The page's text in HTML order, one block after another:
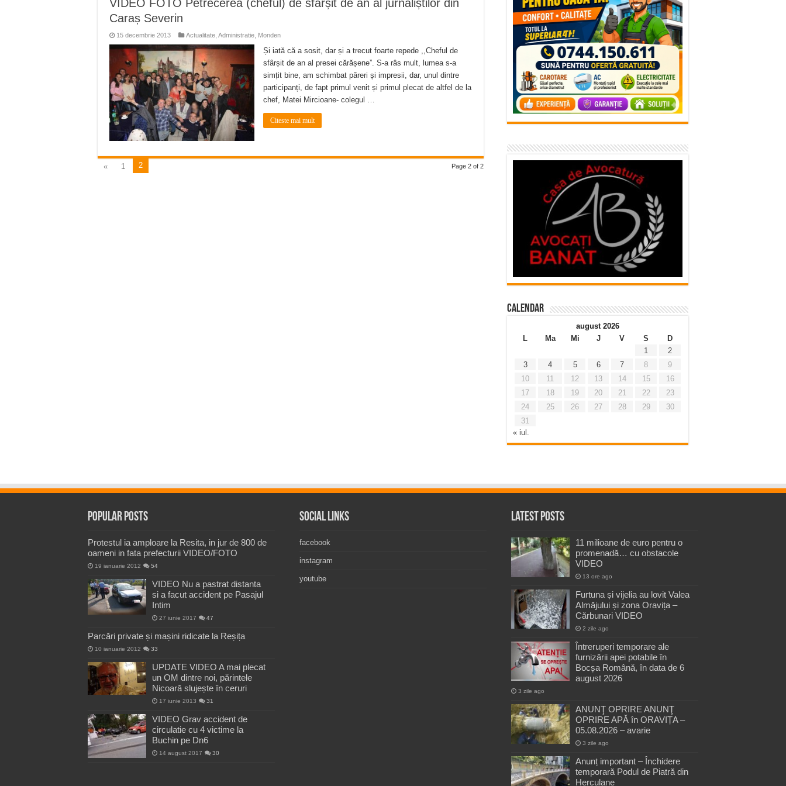
Ștrandul Termal Ring din Oravița – locul unde natura a ascuns un izvor de sănătate VIDEO
ANUNȚ OPRIRE APĂ în Reșița – avarie – 04.08.2026 – str. Văliugului și Plastomet
ANUNŢ OPRIRE APĂ în CARANSEBEȘ – 04.08.2026 – avarie – Calea Severinului
ANUNŢ OPRIRE APĂ în CARANSEBEȘ avarie
VIDEO FOTO Petrecerea (cheful) de sfârșit de an al jurnaliștilor din
Caraș Severin
15 decembrie 2013 Actualitate Administratie Monden
Și iată că a sosit, dar și a trecut foarte repede ,,Cheful de
sfârșit de an al presei cărășene”. S-a râs mult, lumea s-a
simțit bine, am schimbat păreri și impresii, dar, unul dintre
participanți, de fapt primul venit și primul plecat de altfel de la
chef, Matei Mircioane- colegul …
Citeste mai mult
Page 2 of 2
« 1 2
Calendar
august 2026
L
Ma Mi J V S
D
1
2
3
4 5 6 7 8
9
10
11 12 13 14 15
16
17
18 19 20 21 22
23
24
25 26 27 28 29
30
31
« iul.
Popular Posts
Protestul ia amploare la Resita, in jur de 800 de
oameni in fata prefecturii VIDEO/FOTO
19 ianuarie 2012 54
VIDEO Nu a pastrat distanta
si a facut accident pe Pasajul
Intim
27 iunie 2017 47
Parcări private și mașini ridicate la Reșița
10 ianuarie 2012 33
UPDATE VIDEO A mai plecat
un OM dintre noi, părintele
Nicoară slujește în ceruri
17 iunie 2013 31
VIDEO Grav accident de
circulatie cu 4 victime la
Buchin pe Dn6
14 august 2017 30
Social Links
facebook
instagram
youtube
Latest Posts
11 milioane de euro pentru o
promenadă… cu obstacole
VIDEO
13 ore ago
Furtuna și vijelia au lovit Valea
Almăjului și zona Oravița –
Cărbunari VIDEO
2 zile ago
Întreruperi temporare ale
furnizării apei potabile în
Bocșa Română, în data de 6
august 2026
3 zile ago
ANUNŢ OPRIRE ANUNŢ
OPRIRE APĂ în ORAVIȚA –
05.08.2026 – avarie
3 zile ago
Anunț important – Închidere
temporară Podul de Piatră din
Herculane